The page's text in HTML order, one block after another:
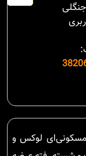
مسکونی‌ای لوکس و